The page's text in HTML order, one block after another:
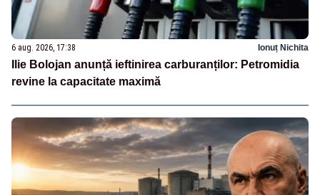
6 aug. 2026, 17:38 Ionuț Nichita
Ilie Bolojan anunță ieftinirea carburanților: Petromidia
revine la capacitate maximă